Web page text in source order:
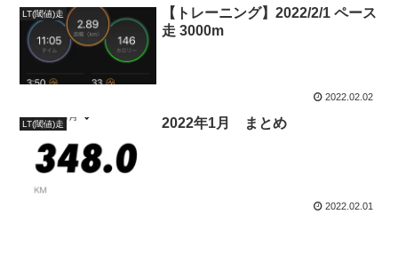
LT(閾値)走
【トレーニング】2022/2/1 ペース
走 3000m
2022.02.02
LT(閾値)走 2022年1月 まとめ
2022.02.01